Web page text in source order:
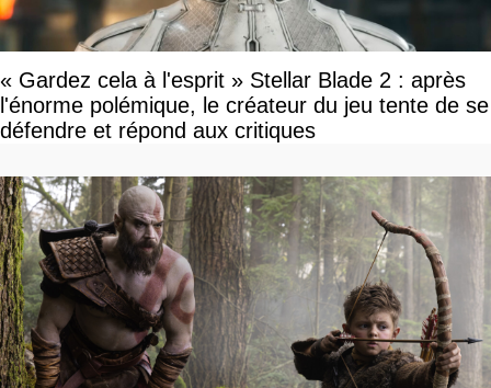
« Gardez cela à l'esprit » Stellar Blade 2 : après
l'énorme polémique, le créateur du jeu tente de se
défendre et répond aux critiques